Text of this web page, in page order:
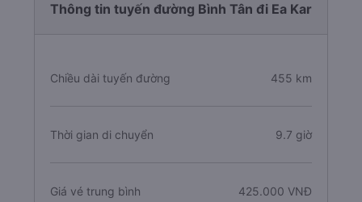
Thông tin tuyến đường Bình Tân đi Ea Kar
Chiều dài tuyến đường 455 km
Thời gian di chuyển 9.7 giờ
Giá vé trung bình 425.000 VNĐ